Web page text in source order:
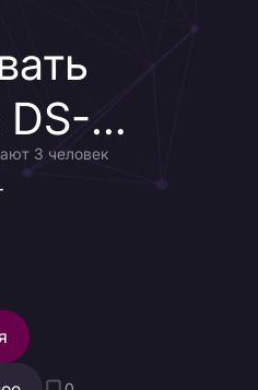
сфере
3 человек